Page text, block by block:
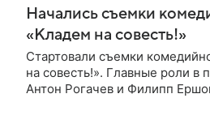
Начались съемки
«Кладем на совесть!»
Стартовали съемки
на совесть!». Главные роли в
Антон Рогачев и Филипп